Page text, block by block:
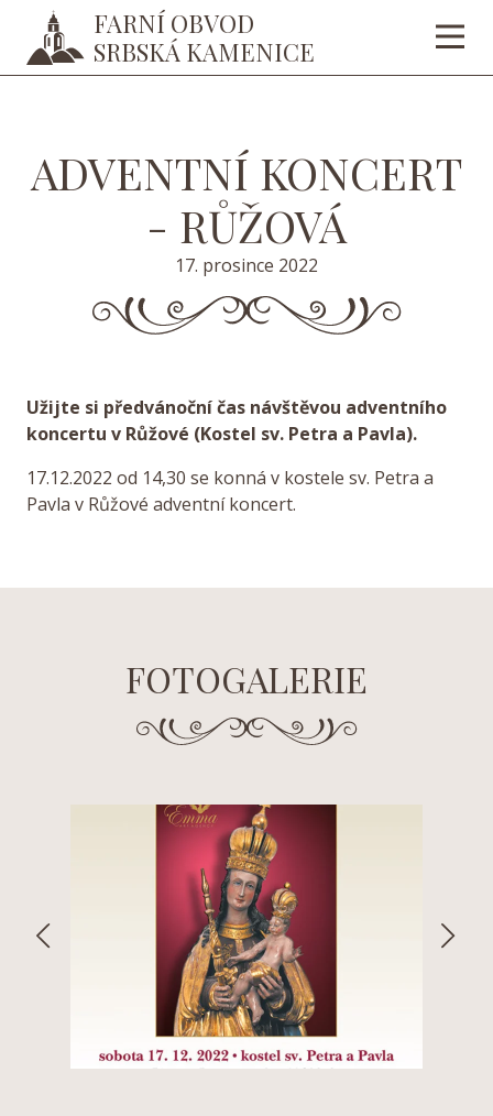
FARNÍ OBVOD
SRBSKÁ KAMENICE
ADVENTNÍ KONCERT
- RŮŽOVÁ
17. prosince 2022
Užijte si předvánoční čas návštěvou adventního
koncertu v Růžové (Kostel sv. Petra a Pavla).
17.12.2022 od 14,30 se konná v kostele sv. Petra a
Pavla v Růžové adventní koncert.
FOTOGALERIE